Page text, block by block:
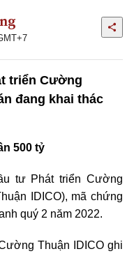
triển Cường
đang khai thác
500 tỷ
tư Phát triển Cường
IDICO), mã chứng
quý 2 năm 2022.
Thuận IDICO ghi